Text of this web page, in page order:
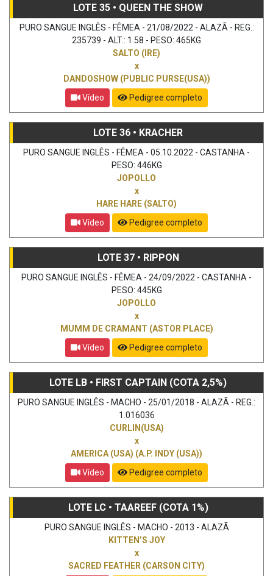
LOTE 35 • QUEEN THE SHOW
PURO SANGUE INGLÊS - FÊMEA - 21/08/2022 - ALAZÃ - REG.:
235739 - ALT.: 1.58 - PESO: 465KG
SALTO (IRE)
x
DANDOSHOW (PUBLIC PURSE(USA))
Vídeo
Pedigree completo
LOTE 36 • KRACHER
PURO SANGUE INGLÊS - FÊMEA - 05.10.2022 - CASTANHA -
PESO: 446KG
JOPOLLO
x
HARE HARE (SALTO)
Vídeo
Pedigree completo
LOTE 37 • RIPPON
PURO SANGUE INGLÊS - FÊMEA - 24/09/2022 - CASTANHA -
PESO: 445KG
JOPOLLO
x
MUMM DE CRAMANT (ASTOR PLACE)
Vídeo
Pedigree completo
LOTE LB • FIRST CAPTAIN (COTA 2,5%)
PURO SANGUE INGLÊS - MACHO - 25/01/2018 - ALAZÃ - REG.:
1.016036
CURLIN(USA)
x
AMERICA (USA) (A.P. INDY (USA))
Vídeo
Pedigree completo
LOTE LC • TAAREEF (COTA 1%)
PURO SANGUE INGLÊS - MACHO - 2013 - ALAZÃ
KITTEN’S JOY
x
SACRED FEATHER (CARSON CITY)